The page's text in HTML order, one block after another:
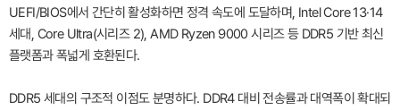
UEFI/BIOS에서 간단히 활성화하면 정격 속도에 도달하며, Intel Core 13·14
세대, Core Ultra(시리즈 2), AMD Ryzen 9000 시리즈 등 DDR5 기반 최신
플랫폼과 폭넓게 호환된다.
DDR5 세대의 구조적 이점도 분명하다. DDR4 대비 전송률과 대역폭이 확대되